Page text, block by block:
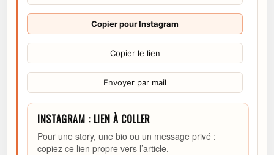
Copier pour Instagram
Copier le lien
Envoyer par mail
INSTAGRAM : LIEN À COLLER
Pour une story, une bio ou un message privé :
copiez ce lien propre vers l’article.